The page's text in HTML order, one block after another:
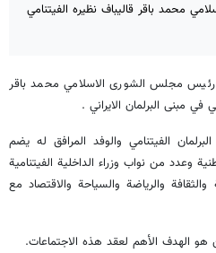
محمد باقر قاليباف نظيره الفيتنامي
رئيس مجلس الشورى الاسلامي محمد باقر
مبنى البرلمان الايراني .
الفيتنامي والوفد المرافق له يضم
وعدد من نواب وزراء الداخلية الفيتنامية
والرياضة والسياحة والاقتصاد مع
هو الهدف الأهم لعقد هذه الاجتماعات.